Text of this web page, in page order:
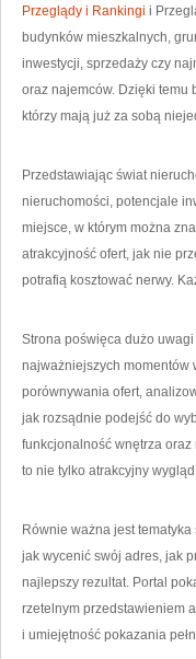
Przeglądy i Rankingi i
budynków mieszkalnych,
inwestycji, sprzedaży czy
oraz najemców. Dzięki temu
którzy mają już za sobą
Przedstawiając świat
nieruchomości, potencjale
miejsce, w którym można
atrakcyjność ofert, jak nie
potrafią kosztować nerwy.
Strona poświęca dużo
najważniejszych momentów
porównywania ofert,
jak rozsądnie podejść do
funkcjonalność wnętrza
to nie tylko atrakcyjny
Równie ważna jest
jak wycenić swój adres, jak
najlepszy rezultat. Portal
rzetelnym przedstawieniem
i umiejętność pokazania